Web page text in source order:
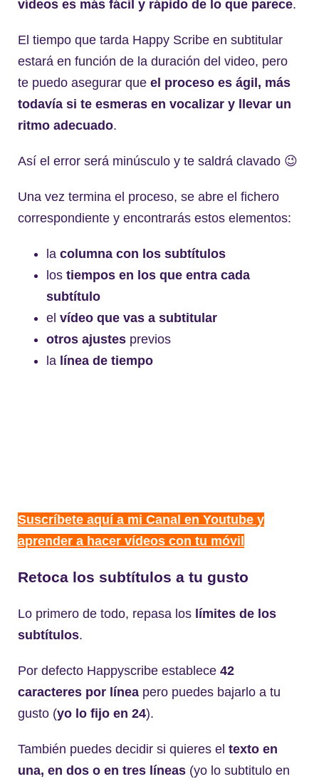
vídeos es más fácil y rápido de lo que parece.
El tiempo que tarda Happy Scribe en subtitular
estará en función de la duración del video, pero
te puedo asegurar que el proceso es ágil, más
todavía si te esmeras en vocalizar y llevar un
ritmo adecuado.
Así el error será minúsculo y te saldrá clavado 😉
Una vez termina el proceso, se abre el fichero
correspondiente y encontrarás estos elementos:
la columna con los subtítulos
los tiempos en los que entra cada
subtítulo
el vídeo que vas a subtitular
otros ajustes previos
la ínea de tiempo
Suscríbete aquí a mi Canal en Youtube y
aprender a hacer vídeos con tu móvil
Retoca los subtítulos a tu gusto
Lo primero de todo, repasa los ímites de los
subtítulos.
Por defecto Happyscribe establece 42
caracteres por línea pero puedes bajarlo a tu
gusto (yo lo fijo en 24).
También puedes decidir si quieres el texto en
una, en dos o en tres líneas (yo lo subtitulo en